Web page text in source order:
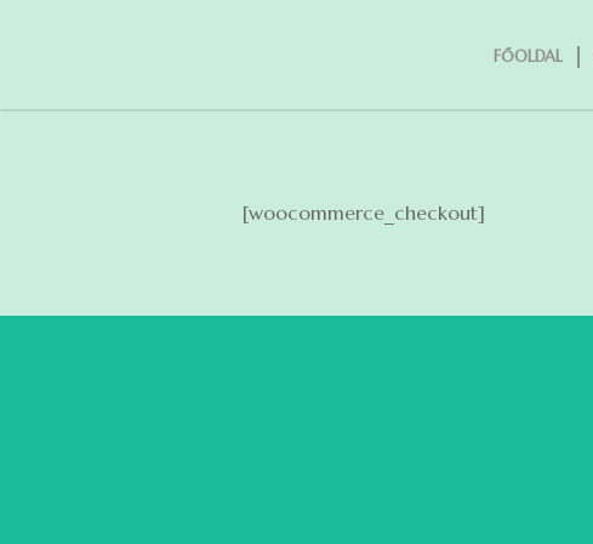
FŐOLDAL
[woocommerce_checkout]